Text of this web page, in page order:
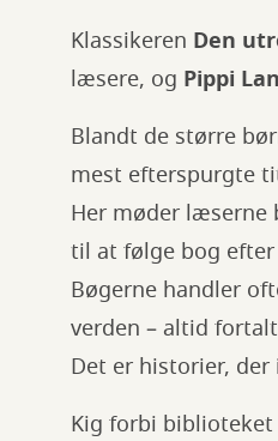
Klassikeren Den
læsere, og Pippi
Blandt de større
mest efterspurgte
Her møder læserne
til at følge bog
Bøgerne handler
verden – altid
Det er historier,
Kig forbi